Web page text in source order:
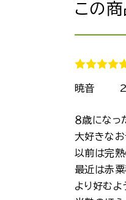
この商
暁音
８歳になっ
大好きな
以前は完
最近は赤
より好むよ